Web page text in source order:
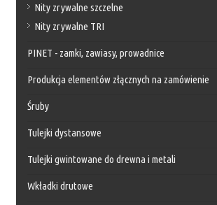
Nity zrywalne szczelne
Nity zrywalne TRI
PINET - zamki, zawiasy, prowadnice
Produkcja elementów złącznych na zamówienie
Śruby
Tulejki dystansowe
Tulejki gwintowane do drewna i metali
Wkładki drutowe